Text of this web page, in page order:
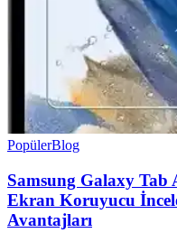
PopülerBlog
Samsung Galaxy Tab
Ekran Koruyucu
Avantajları